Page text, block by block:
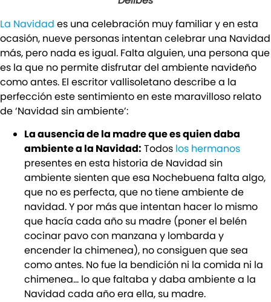
La Navidad es una celebración muy familiar y en esta
ocasión, nueve personas intentan celebrar una Navidad
más, pero nada es igual. Falta alguien, una persona que
es la que no permite disfrutar del ambiente navideño
como antes. El escritor vallisoletano describe a la
perfección este sentimiento en este maravilloso relato
de ‘Navidad sin ambiente’:
La ausencia de la madre que es quien daba
ambiente a la Navidad: Todos los hermanos
presentes en esta historia de Navidad sin
ambiente sienten que esa Nochebuena falta algo,
que no es perfecta, que no tiene ambiente de
navidad. Y por más que intentan hacer lo mismo
que hacía cada año su madre (poner el belén
cocinar pavo con manzana y lombarda y
encender la chimenea), no consiguen que sea
como antes. No fue la bendición ni la comida ni la
chimenea… lo que faltaba y daba ambiente a la
Navidad cada año era ella, su madre.